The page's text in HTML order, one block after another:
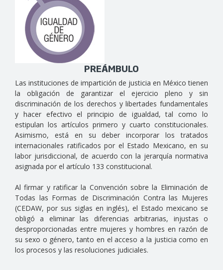
PREÁMBULO
Las instituciones de impartición de justicia en México tienen
la obligación de garantizar el ejercicio pleno y sin
discriminación de los derechos y libertades fundamentales
y hacer efectivo el principio de igualdad, tal como lo
estipulan los artículos primero y cuarto constitucionales.
Asimismo, está en su deber incorporar los tratados
internacionales ratificados por el Estado Mexicano, en su
labor jurisdiccional, de acuerdo con la jerarquía normativa
asignada por el artículo 133 constitucional.
Al firmar y ratificar la Convención sobre la Eliminación de
Todas las Formas de Discriminación Contra las Mujeres
(CEDAW, por sus siglas en inglés), el Estado mexicano se
obligó a eliminar las diferencias arbitrarias, injustas o
desproporcionadas entre mujeres y hombres en razón de
su sexo o género, tanto en el acceso a la justicia como en
los procesos y las resoluciones judiciales.